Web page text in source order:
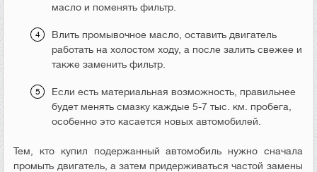
масло и поменять фильтр.
Влить промывочное масло, оставить двигатель
работать на холостом ходу, а после залить свежее и
также заменить фильтр.
Если есть материальная возможность, правильнее
будет менять смазку каждые 5-7 тыс. км. пробега,
особенно это касается новых автомобилей.
Тем, кто купил подержанный автомобиль нужно сначала
промыть двигатель, а затем придерживаться частой замены